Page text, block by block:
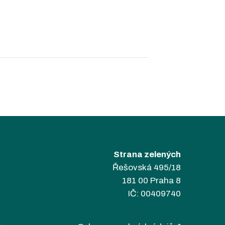
Strana zelených
Řešovská 495/18
181 00 Praha 8
IČ: 00409740